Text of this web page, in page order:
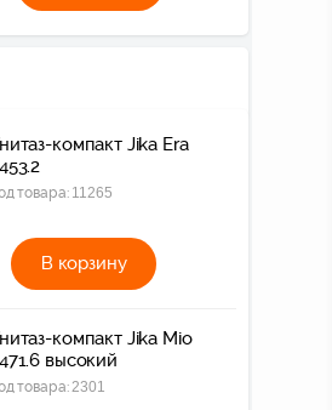
компакт Jika Era
товара: 11265
В корзину
компакт Jika Mio
высокий
товара:2301